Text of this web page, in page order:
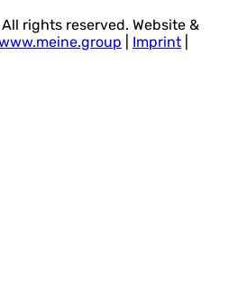
rights reserved. Website &
Imprint